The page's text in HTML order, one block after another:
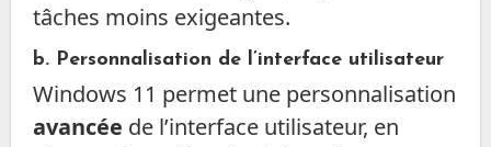
tâches moins exigeantes.
b. Personnalisation de l’interface utilisateur
Windows 11 permet une personnalisation
avancée de l’interface utilisateur, en